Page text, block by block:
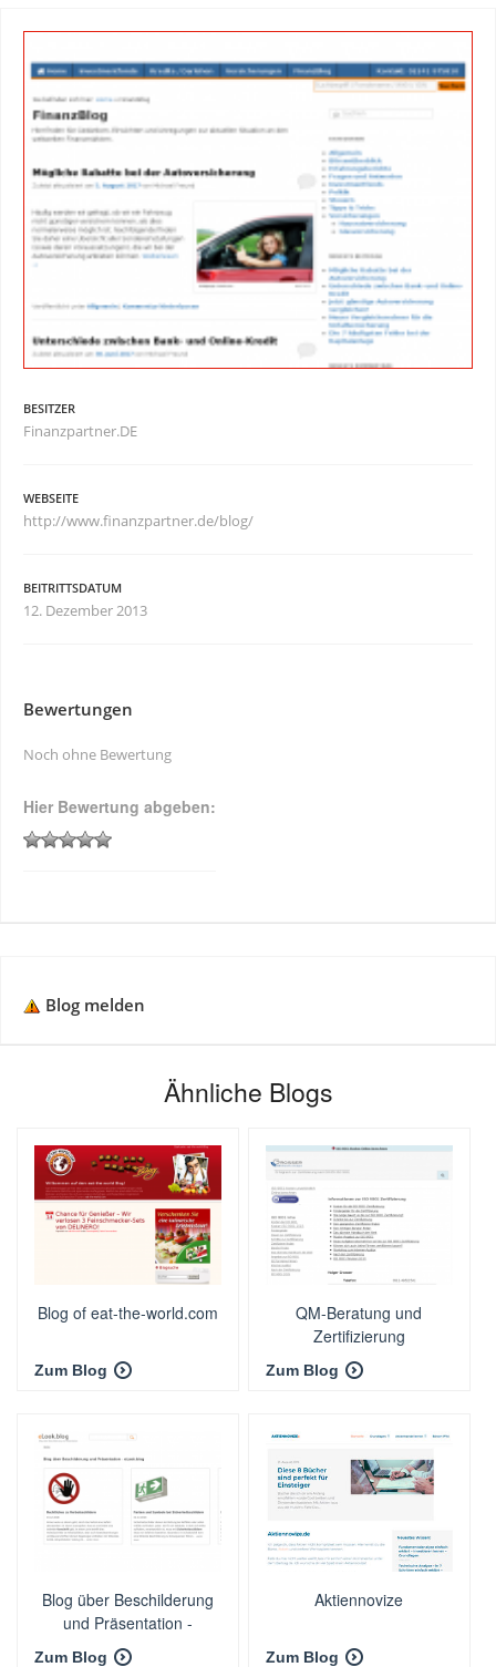
BESITZER
Finanzpartner.DE
WEBSEITE
http://www.finanzpartner.de/blog/
BEITRITTSDATUM
12. Dezember 2013
Bewertungen
Noch ohne Bewertung
Hier Bewertung abgeben:
Blog melden
Ähnliche Blogs
Blog of eat-the-world.com
Zum Blog
QM-Beratung und
Zertifizierung
Zum Blog
Blog über Beschilderung
und Präsentation -
eLook.blog
Zum Blog
Aktiennovize
Zum Blog